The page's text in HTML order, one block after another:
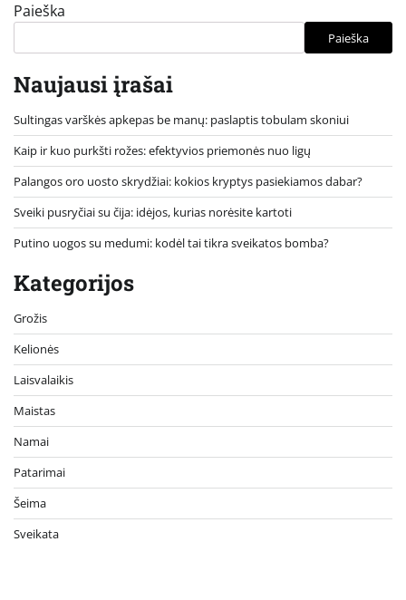
Paieška
Paieška
Naujausi įrašai
Sultingas varškės apkepas be manų: paslaptis tobulam skoniui
Kaip ir kuo purkšti rožes: efektyvios priemonės nuo ligų
Palangos oro uosto skrydžiai: kokios kryptys pasiekiamos dabar?
Sveiki pusryčiai su čija: idėjos, kurias norėsite kartoti
Putino uogos su medumi: kodėl tai tikra sveikatos bomba?
Kategorijos
Grožis
Kelionės
Laisvalaikis
Maistas
Namai
Patarimai
Šeima
Sveikata